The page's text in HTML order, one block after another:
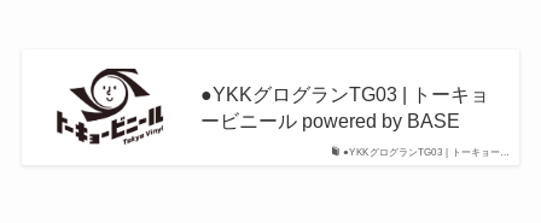
●YKKグログランTG03 | トーキョー…
●YKKグログランTG03 | トーキョ
ービニール powered by BASE